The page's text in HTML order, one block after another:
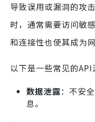
导致误用或漏洞的攻
时，通常需要访问敏
和连接性也使其成为
以下是一些常见的API
数据泄露：不安
息。